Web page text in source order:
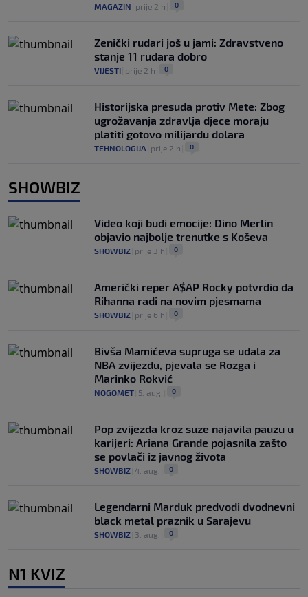
MAGAZIN prije 2 h 0
Zenički rudari još u jami: Zdravstveno
stanje 11 rudara dobro
VIJESTI prije 2 h 0
Historijska presuda protiv Mete: Zbog
ugrožavanja zdravlja djece moraju
platiti gotovo milijardu dolara
TEHNOLOGIJA prije 2 h 0
SHOWBIZ
Video koji budi emocije: Dino Merlin
objavio najbolje trenutke s Koševa
SHOWBIZ prije 3 h 0
Američki reper A$AP Rocky potvrdio da
Rihanna radi na novim pjesmama
SHOWBIZ prije 6 h 0
Bivša Mamićeva supruga se udala za
NBA zvijezdu, pjevala se Rozga i
Marinko Rokvić
NOGOMET 5. aug. 0
Pop zvijezda kroz suze najavila pauzu u
karijeri: Ariana Grande pojasnila zašto
se povlači iz javnog života
SHOWBIZ 4. aug. 0
Legendarni Marduk predvodi dvodnevni
black metal praznik u Sarajevu
SHOWBIZ 3. aug. 0
N1 KVIZ